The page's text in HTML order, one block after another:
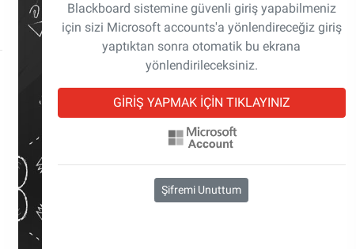
Blackboard sistemine güvenli giriş yapabilmeniz
için sizi Microsoft accounts'a yönlendireceğiz giriş
yaptıktan sonra otomatik bu ekrana
yönlendirileceksiniz.
GİRİŞ YAPMAK İÇİN TIKLAYINIZ
Şifremi Unuttum